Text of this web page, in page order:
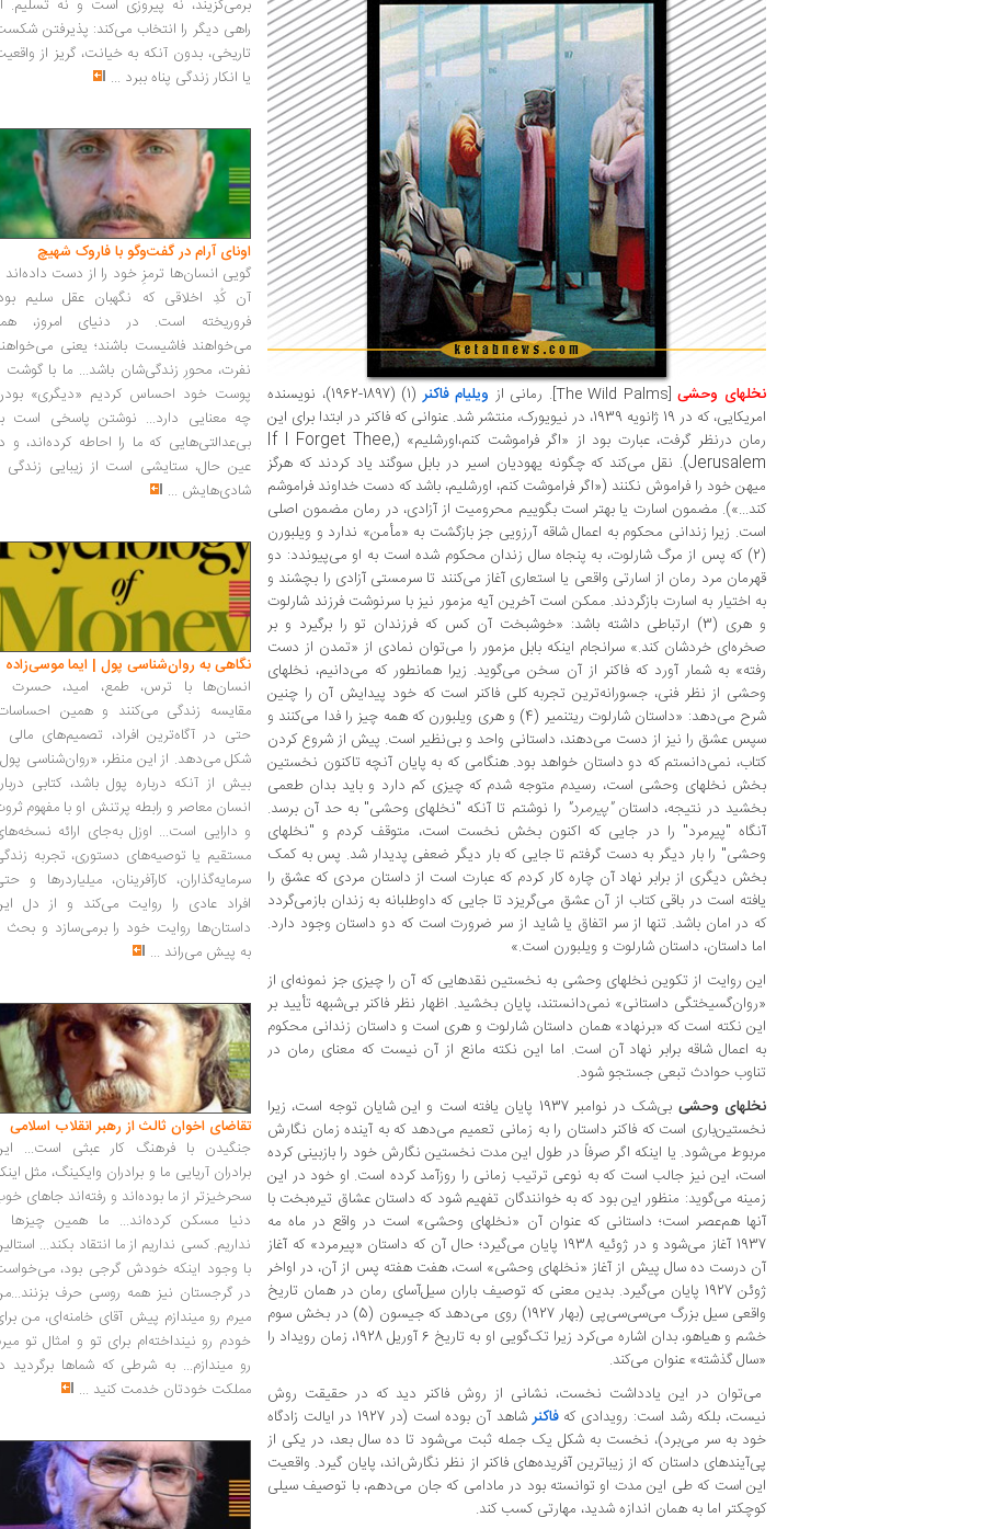
نخلهای وحشی [The Wild Palms]. رمانی از ویلیام فاکنر
(1) (1897-1962)، نویسنده
امریکایی، که در 19 ژانویه 1939، در نیویورک، منتشر شد. عنوانی که فاکنر در ابتدا برای این
رمان درنظر گرفت، عبارت بود از «اگر فراموشت کنم،‌اورشلیم» (If I Forget Thee,
Jerusalem) . نقل می‌کند که چگونه یهودیان اسیر در بابل سوگند یاد کردند که هرگز
میهن خود را فراموش نکنند («اگر فراموشت کنم، اورشلیم، باشد که دست خداوند فراموشم
کند...»). مضمون اسارت یا بهتر است بگوییم محرومیت از آزادی، در رمان مضمون اصلی
است. زیرا زندانی محکوم به اعمال شاقه آرزویی جز بازگشت به «مأمن» ندارد و ویلبورن
(2) که پس از مرگ شارلوت، به پنجاه سال زندان محکوم شده است به او می‌پیوندد: دو
قهرمان مرد رمان از اسارتی واقعی یا استعاری آغاز می‌کنند تا سرمستی آزادی را بچشند و
به اختیار به اسارت بازگردند. ممکن است آخرین آیه مزمور نیز با سرنوشت فرزند شارلوت
و هری (3) ارتباطی داشته باشد: «خوشبخت آن کس که فرزندان تو را برگیرد و بر
صخره‌ای خردشان کند.» سرانجام اینکه بابل مزمور را می‌توان نمادی از «تمدن از دست
رفته» به شمار آورد که فاکنر از آن سخن می‌گوید. زیرا همانطور که می‌دانیم، نخلهای
وحشی از نظر فنی، جسورانه‌ترین تجربه کلی فاکنر است که خود پیدایش آن را چنین
شرح می‌دهد: «داستان شارلوت ریتنمیر (4) و هری ویلبورن که همه چیز را فدا می‌کنند و
سپس عشق را نیز از دست می‌دهند، داستانی واحد و بی‌نظیر است. پیش از شروع کردن
کتاب، نمی‌دانستم که دو داستان خواهد بود. هنگامی که به پایان آنچه تاکنون نخستین
بخش نخلهای وحشی است، رسیدم متوجه شدم که چیزی کم دارد و باید بدان طعمی
بخشید در نتیجه، داستان"پیرمرد" را نوشتم تا آنکه "نخلهای وحشی" به حد آن برسد.
آنگاه "پیرمرد" را در جایی که اکنون بخش نخست است، متوقف کردم و "نخلهای
وحشی" را بار دیگر به دست گرفتم تا جایی که بار دیگر ضعفی پدیدار شد. پس به کمک
بخش دیگری از برابر نهاد آن چاره کار کردم که عبارت است از داستان مردی که عشق را
یافته است در باقی کتاب از آن عشق می‌گریزد تا جایی که داوطلبانه به زندان بازمی‌گردد
که در امان باشد. تنها از سر اتفاق یا شاید از سر ضرورت است که دو داستان وجود دارد.
اما داستان، داستان شارلوت و ویلبورن است.»
این روایت از تکوین نخلهای وحشی به نخستین نقدهایی که آن را چیزی جز نمونه‌ای از
«روان‌گسیختگی داستانی» نمی‌دانستند، پایان ‌بخشید. اظهار نظر فاکنر بی‌شبهه تأیید بر
این نکته است که «برنهاد» همان داستان شارلوت و هری است و داستان زندانی محکوم
به اعمال شاقه برابر نهاد آن است. اما این نکته مانع از آن نیست که معنای رمان در
تناوب حوادث تبعی جستجو شود.
نخلهای وحشی
بی‌شک در نوامبر 1937 پایان یافته است و این شایان توجه است، زیرا
نخستین‌باری است که فاکنر داستان را به زمانی تعمیم می‌دهد که به آینده زمان نگارش
مربوط می‌شود. یا اینکه اگر صرفاً در طول این مدت نخستین نگارش خود را بازبینی کرده
است، این نیز جالب است که به نوعی ترتیب زمانی را روزآمد کرده است. او خود در این
زمینه می‌گوید: منظور این بود که به خوانندگان تفهیم شود که داستان عشاق تیره‌بخت با
آنها هم‌عصر است؛ داستانی که عنوان آن «نخلهای وحشی» است در واقع در ماه مه
1937 آغاز می‌شود و در ژوئیه 1938 پایان می‌گیرد؛ حال آن که داستان «پیرمرد» که آغاز
آن درست ده سال پیش از آغاز «نخلهای وحشی» است، هفت هفته پس از آن، در اواخر
ژوئن 1927 پایان می‌گیرد. بدین معنی که توصیف باران سیل‌آسای رمان در همان تاریخ
واقعی سیل بزرگ می‌سی‌سی‌پی (بهار 1927) روی می‌دهد که جیسون (5) در بخش سوم
خشم و هیاهو، بدان اشاره می‌کرد زیرا تک‌گویی او به تاریخ 6 آوریل 1928، زمان رویداد را
«سال گذشته» عنوان می‌کند.
می‌توان در این یادداشت نخست، نشانی از روش فاکنر دید که در حقیقت روش
نیست، بلکه رشد است: رویدادی کهفاکنر
شاهد آن بوده است (در 1927 در ایالت زادگاه
خود به سر می‌برد)، نخست به شکل یک جمله ثبت می‌شود تا ده سال بعد، در یکی از
پی‌آیندهای داستان که از زیباترین آفریده‌های فاکنر از نظر نگارش‌اند، پایان گیرد. واقعیت
این است که طی این مدت او توانسته بود در مادامی که جان می‌دهم، با توصیف سیلی
کوچکتر اما به همان اندازه شدید، مهارتی کسب کند.
برمی‌گزیند، نه پیروزی است و نه تسلیم.
راهی دیگر را انتخاب می‌کند: پذیرفتن
تاریخی، بدون آنکه به خیانت، گریز از
یا انکار زندگی پناه ببرد ...
اونای آرام در گفت‌وگو با فاروک شهیچ‭
گویی انسان‌ها ترمزِ خود را از دست داده‌اند
آن کُدِ اخلاقی که نگهبان عقل سلیم
فروریخته است. در دنیای امروز،
می‌خواهند فاشیست باشند؛ یعنی
نفرت، محورِ زندگی‌شان باشد... ما با گوشت
پوست خود احساس کردیم «دیگری»
چه معنایی دارد... نوشتن پاسخی است
بی‌عدالتی‌هایی که ما را احاطه کرده‌اند، و
عین حال، ستایشی است از زیبایی زندگی
شادی‌هایش ...
نگاهی به روان‌شناسی پول | ایما موسی‌زاده
انسان‌ها با ترس، طمع، امید، حسرت
مقایسه زندگی می‌کنند و همین
حتی در آگاه‌ترین افراد، تصمیم‌های مالی
شکل می‌دهد. از این منظر، «روان‌شناسی
بیش از آنکه درباره پول باشد، کتابی
انسان معاصر و رابطه پرتنش او با مفهوم
و دارایی است... اوزل به‌جای ارائه
مستقیم یا توصیه‌های دستوری، تجربه
سرمایه‌گذاران، کارآفرینان، میلیاردرها و
افراد عادی را روایت می‌کند و از دل
داستان‌ها روایت خود را برمی‌سازد و بحث
به پیش می‌راند ...
تقاضای اخوان ثالث از رهبر انقلاب اسلامی
جنگیدن با فرهنگ کار عبثی است...
برادران آریایی ما و برادران وایکینگ، مثل
سحرخیزتر از ما بوده‌اند و رفته‌اند جاهای
دنیا مسکن کرده‌اند... ما همین چیزها
نداریم. کسی نداریم از ما انتقاد بکند...
با وجود اینکه خودش گرجی بود،
در گرجستان نیز همه روسی حرف
میرم رو میندازم پیش آقای خامنه‌ای، من
خودم رو نینداخته‌ام برای تو و امثال تو
رو میندازم... به شرطی که شماها برگردید
مملکت خودتان خدمت کنید ...